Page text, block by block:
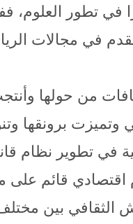
في تطور
في مجالات
من حولها
وتميزت برونقها
في تطوير نظام
قائم على
الثقافي بين